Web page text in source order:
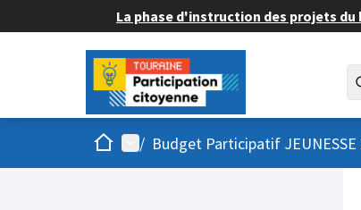
La phase d'instruction des projets du
AccueilMenu principal
/ Budget Participatif JEUNESSE